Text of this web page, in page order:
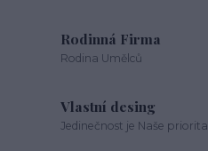
Rodinná Firma
Rodina Umělců
Vlastní desing
Jedinečnost je Naše priorita